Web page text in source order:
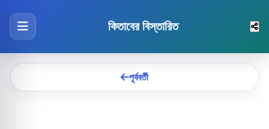
কিতাবের বিস্তারিত
পূর্ববর্তী